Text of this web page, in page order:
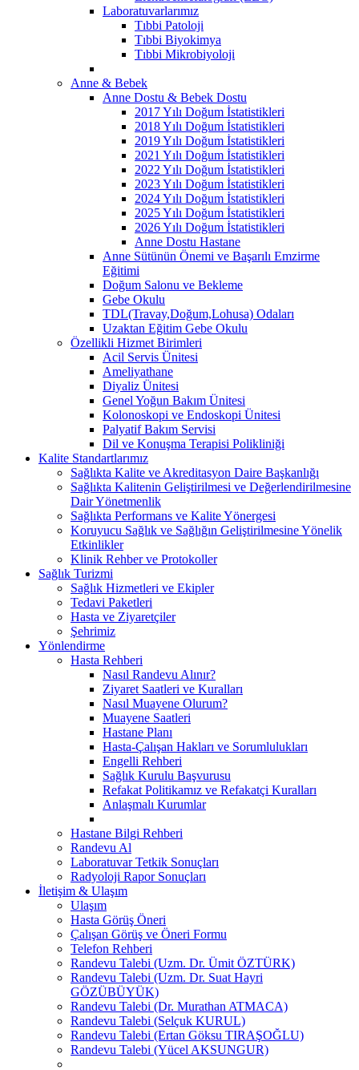
Laboratuvarlarımız
Tıbbi Patoloji
Tıbbi Biyokimya
Tıbbi Mikrobiyoloji
Anne & Bebek
Anne Dostu & Bebek Dostu
2017 Yılı Doğum İstatistikleri
2018 Yılı Doğum İstatistikleri
2019 Yılı Doğum İstatistikleri
2021 Yılı Doğum İstatistikleri
2022 Yılı Doğum İstatistikleri
2023 Yılı Doğum İstatistikleri
2024 Yılı Doğum İstatistikleri
2025 Yılı Doğum İstatistikleri
2026 Yılı Doğum İstatistikleri
Anne Dostu Hastane
Anne Sütünün Önemi ve Başarılı Emzirme
Eğitimi
Doğum Salonu ve Bekleme
Gebe Okulu
TDL(Travay,Doğum,Lohusa) Odaları
Uzaktan Eğitim Gebe Okulu
Özellikli Hizmet Birimleri
Acil Servis Ünitesi
Ameliyathane
Diyaliz Ünitesi
Genel Yoğun Bakım Ünitesi
Kolonoskopi ve Endoskopi Ünitesi
Palyatif Bakım Servisi
Dil ve Konuşma Terapisi Polikliniği
Kalite Standartlarımız
Sağlıkta Kalite ve Akreditasyon Daire Başkanlığı
Sağlıkta Kalitenin Geliştirilmesi ve Değerlendirilmesine
Dair Yönetmenlik
Sağlıkta Performans ve Kalite Yönergesi
Koruyucu Sağlık ve Sağlığın Geliştirilmesine Yönelik
Etkinlikler
Klinik Rehber ve Protokoller
Sağlık Turizmi
Sağlık Hizmetleri ve Ekipler
Tedavi Paketleri
Hasta ve Ziyaretçiler
Şehrimiz
Yönlendirme
Hasta Rehberi
Nasıl Randevu Alınır?
Ziyaret Saatleri ve Kuralları
Nasıl Muayene Olurum?
Muayene Saatleri
Hastane Planı
Hasta-Çalışan Hakları ve Sorumlulukları
Engelli Rehberi
Sağlık Kurulu Başvurusu
Refakat Politikamız ve Refakatçi Kuralları
Anlaşmalı Kurumlar
Hastane Bilgi Rehberi
Randevu Al
Laboratuvar Tetkik Sonuçları
Radyoloji Rapor Sonuçları
İletişim & Ulaşım
Ulaşım
Hasta Görüş Öneri
Çalışan Görüş ve Öneri Formu
Telefon Rehberi
Randevu Talebi (Uzm. Dr. Ümit ÖZTÜRK)
Randevu Talebi (Uzm. Dr. Suat Hayri
GÖZÜBÜYÜK)
Randevu Talebi (Dr. Murathan ATMACA)
Randevu Talebi (Selçuk KURUL)
Randevu Talebi (Ertan Göksu TIRAŞOĞLU)
Randevu Talebi (Yücel AKSUNGUR)